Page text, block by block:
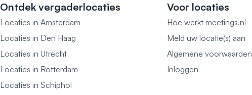
Ontdek vergaderlocaties
Locaties in Amsterdam
Locaties in Den Haag
Locaties in Utrecht
Locaties in Rotterdam
Locaties in Schiphol
Voor locaties
Hoe werkt meetings.nl
Meld uw locatie(s) aan
Algemene voorwaarden
Inloggen